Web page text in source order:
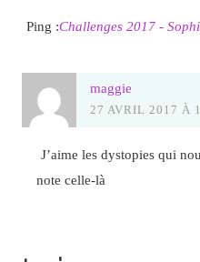
Ping :Challenges 2017 -
maggie
27 AVRIL 2017 À
J’aime les dystopies qui
note celle-là